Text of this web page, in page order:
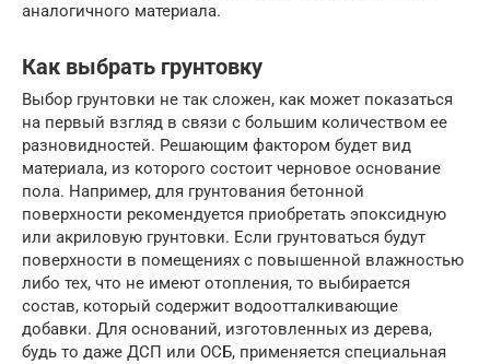
аналогичного материала.
Как выбрать грунтовку
Выбор грунтовки не так сложен, как может показаться
на первый взгляд в связи с большим количеством ее
разновидностей. Решающим фактором будет вид
материала, из которого состоит черновое основание
пола. Например, для грунтования бетонной
поверхности рекомендуется приобретать эпоксидную
или акриловую грунтовки. Если грунтоваться будут
поверхности в помещениях с повышенной влажностью
либо тех, что не имеют отопления, то выбирается
состав, который содержит водоотталкивающие
добавки. Для оснований, изготовленных из дерева,
будь то даже ДСП или ОСБ, применяется специальная